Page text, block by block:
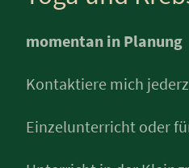
momentan in Planung
Kontaktiere mich
Einzelunterricht oder